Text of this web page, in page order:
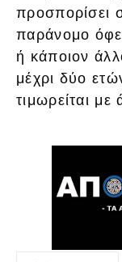
προσπορίσει
παράνομο
ή κάποιον
μέχρι δύο
τιμωρείται με